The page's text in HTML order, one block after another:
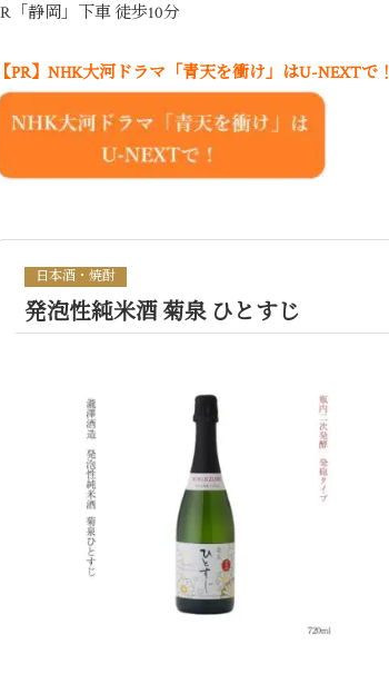
「静岡」下車 徒歩10分
【PR】NHK大河ドラマ「青天を衝け」はU-NEXTで！
日本酒・焼酎
発泡性純米酒 菊泉 ひとすじ